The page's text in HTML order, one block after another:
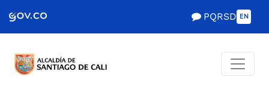
de Gobierno
PQRSD EN